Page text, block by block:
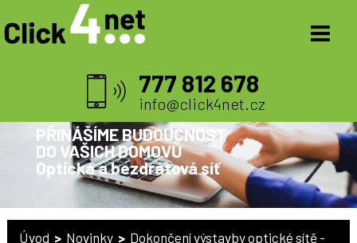
777 812 678
info@click4net.cz
PŘINÁŠÍME BUDOUCNOST
DO VAŠICH DOMOVŮ
Optická a bezdrátová síť
Úvod > Novinky > Dokončení výstavby optické sítě -